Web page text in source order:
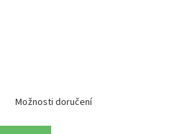
Možnosti doručení